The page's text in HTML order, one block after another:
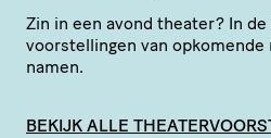
Zin in een avond theater? In
voor­stel­lingen van opkomende
namen.
BEKIJK ALLE